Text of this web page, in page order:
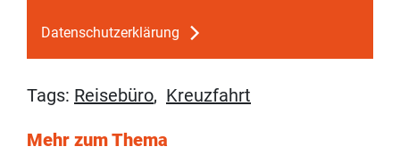
Datenschutzerklärung
Tags: Reisebüro, Kreuzfahrt
Mehr zum Thema